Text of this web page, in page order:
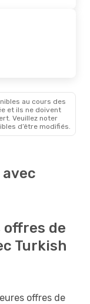
au cours des
et ils ne doivent
Veuillez noter
d’être modifiés.
offres de
Turkish
offres de